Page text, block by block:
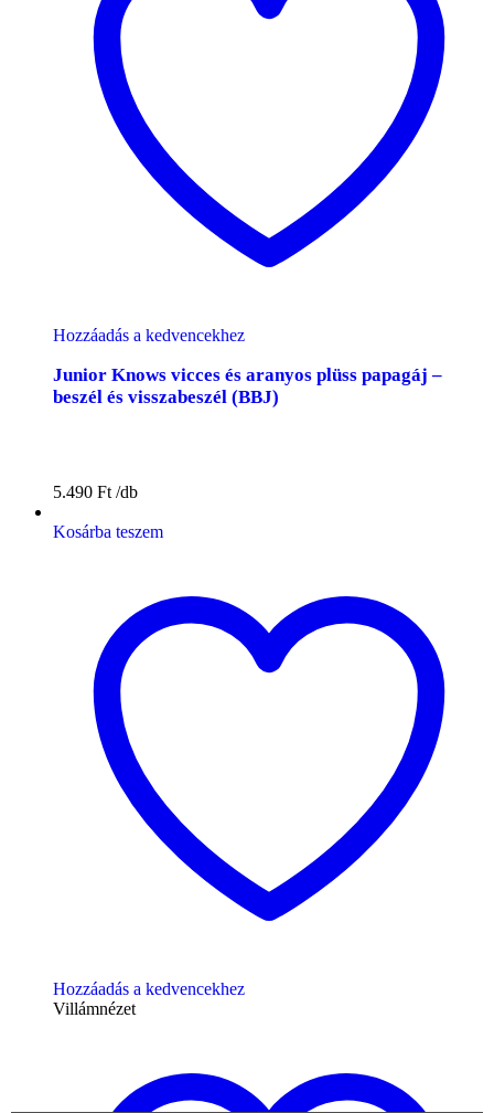
Hozzáadás a kedvencekhez
Junior Knows vicces és aranyos plüss papagáj –
beszél és visszabeszél (BBJ)
5.490 Ft
Kosárba teszem
Hozzáadás a kedvencekhez
Villámnézet